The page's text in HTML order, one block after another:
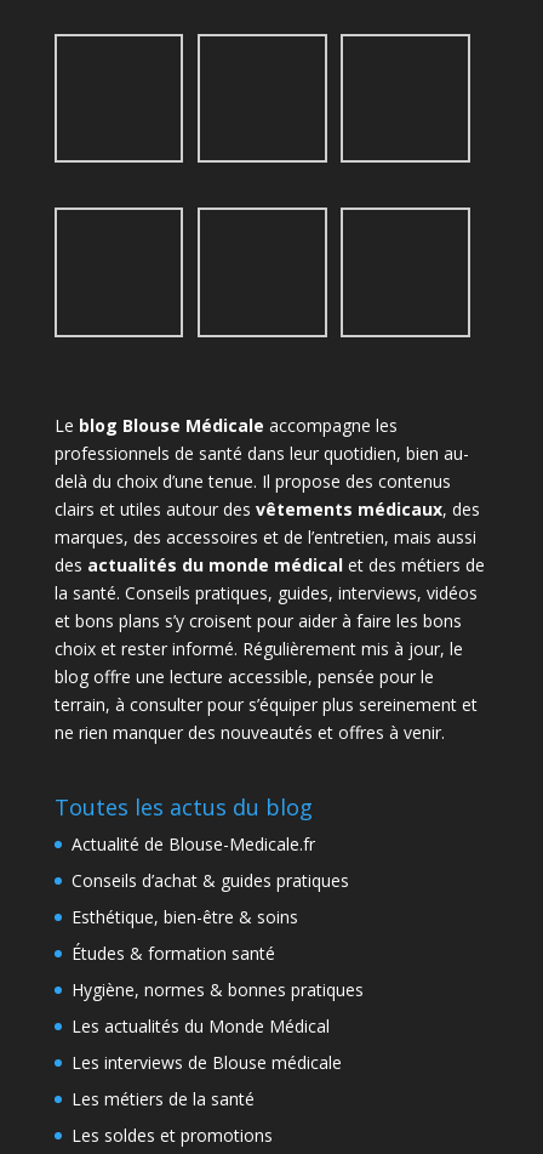
Le blog Blouse Médicale accompagne les
professionnels de santé dans leur quotidien, bien au-
delà du choix d’une tenue. Il propose des contenus
clairs et utiles autour des vêtements médicaux, des
marques, des accessoires et de l’entretien, mais aussi
des actualités du monde médicalet des métiers de
la santé. Conseils pratiques, guides, interviews, vidéos
et bons plans s’y croisent pour aider à faire les bons
choix et rester informé. Régulièrement mis à jour, le
blog offre une lecture accessible, pensée pour le
terrain, à consulter pour s’équiper plus sereinement et
ne rien manquer des nouveautés et offres à venir.
Toutes les actus du blog
Actualité de Blouse-Medicale.fr
Conseils d’achat & guides pratiques
Esthétique, bien-être & soins
Études & formation santé
Hygiène, normes & bonnes pratiques
Les actualités du Monde Médical
Les interviews de Blouse médicale
Les métiers de la santé
Les soldes et promotions